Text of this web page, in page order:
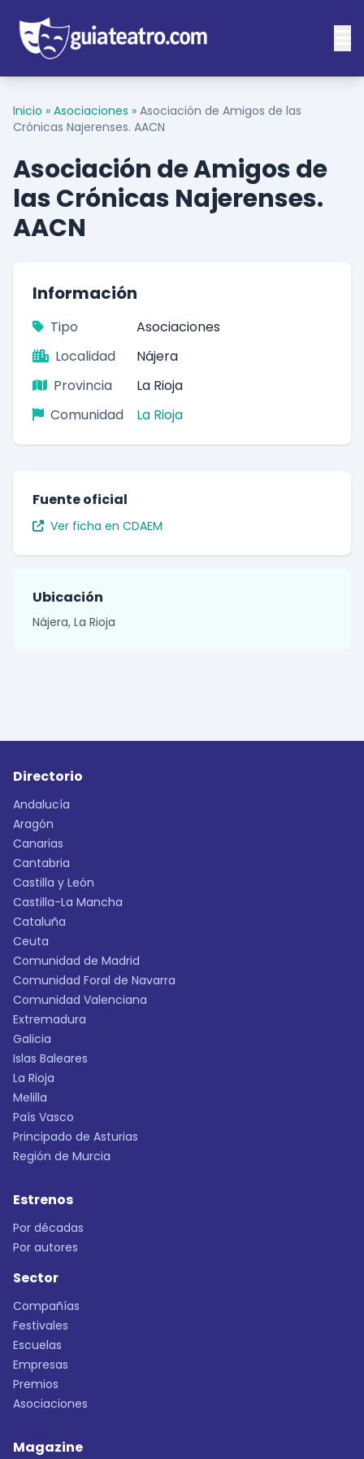
Inicio » Asociaciones » Asociación de Amigos de las
Crónicas Najerenses. AACN
Asociación de Amigos de
las Crónicas Najerenses.
AACN
Información
Tipo
Asociaciones
Localidad
Nájera
Provincia
La Rioja
Comunidad
La Rioja
Fuente oficial
Ver ficha en CDAEM
Ubicación
Nájera, La Rioja
Directorio
Andalucía
Aragón
Canarias
Cantabria
Castilla y León
Castilla-La Mancha
Cataluña
Ceuta
Comunidad de Madrid
Comunidad Foral de Navarra
Comunidad Valenciana
Extremadura
Galicia
Islas Baleares
La Rioja
Melilla
País Vasco
Principado de Asturias
Región de Murcia
Estrenos
Por décadas
Por autores
Sector
Compañías
Festivales
Escuelas
Empresas
Premios
Asociaciones
Magazine